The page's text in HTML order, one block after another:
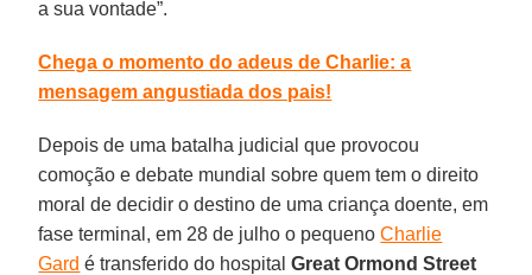
a sua vontade”.
Chega o momento do adeus de Charlie: a
mensagem angustiada dos pais!
Depois de uma batalha judicial que provocou
comoção e debate mundial sobre quem tem o direito
moral de decidir o destino de uma criança doente, em
fase terminal, em 28 de julho o pequenoCharlie
Gard é transferido do hospitalGreat Ormond Street